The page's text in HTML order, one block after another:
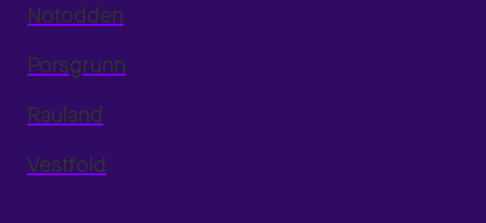
Notodden
Porsgrunn
Rauland
Vestfold